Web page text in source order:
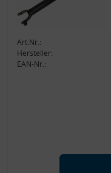
Art.Nr.:
Hersteller:
EAN-Nr.: